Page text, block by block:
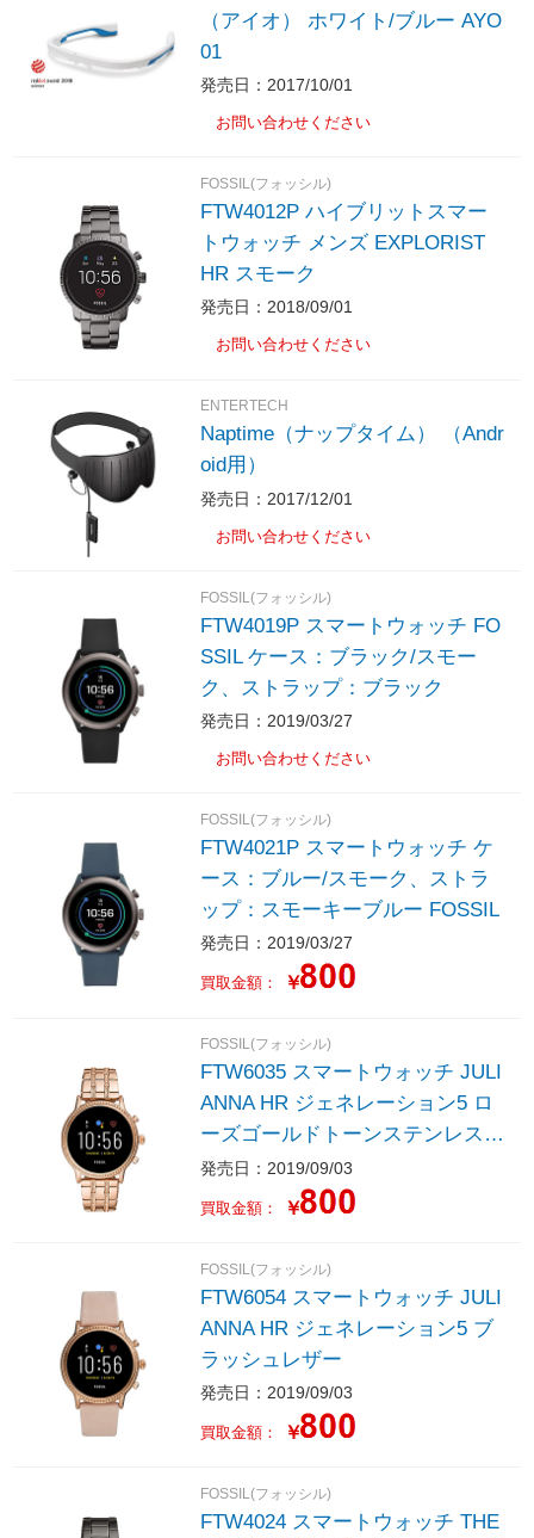
（アイオ） ホワイト/ブルー AYO
01
発売日：2017/10/01
お問い合わせください
FOSSIL(フォッシル)
FTW4012P ハイブリットスマー
トウォッチ メンズ EXPLORIST
HR スモーク
発売日：2018/09/01
お問い合わせください
ENTERTECH
Naptime（ナップタイム） （Andr
oid用）
発売日：2017/12/01
お問い合わせください
FOSSIL(フォッシル)
FTW4019P スマートウォッチ FO
SSIL ケース：ブラック/スモー
ク、ストラップ：ブラック
発売日：2019/03/27
お問い合わせください
FOSSIL(フォッシル)
FTW4021P スマートウォッチ ケ
ース：ブルー/スモーク、ストラ
ップ：スモーキーブルー FOSSIL
発売日：2019/03/27
買取金額： ￥
FOSSIL(フォッシル)
FTW6035 スマートウォッチ JULI
ANNA HR ジェネレーション5 ロ
ーズゴールドトーンステンレスス
チール
発売日：2019/09/03
買取金額： ￥
FOSSIL(フォッシル)
FTW6054 スマートウォッチ JULI
ANNA HR ジェネレーション5 ブ
ラッシュレザー
発売日：2019/09/03
買取金額： ￥
FOSSIL(フォッシル)
FTW4024 スマートウォッチ THE